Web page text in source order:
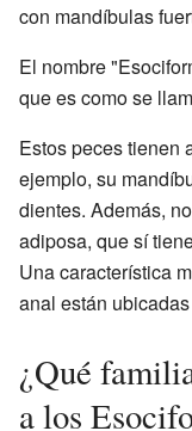
con mandíbulas
El nombre
que es como se
Estos peces tienen
ejemplo, su
dientes. Además,
adiposa, que sí
Una característica
anal están
¿Qué
a los